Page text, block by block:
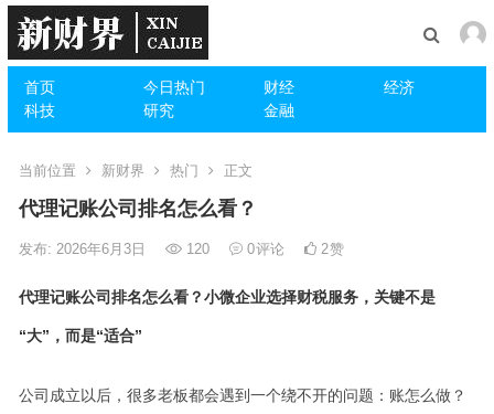
首页 今日热门 财经
经济
科技
研究 金融
当前位置 新财界 热门 正文
代理记账公司排名怎么看？
发布: 2026年6月3日 120 0评论 2赞
代理记账公司排名怎么看？小微企业选择财税服务，关键不是
“大”，而是“适合”
公司成立以后，很多老板都会遇到一个绕不开的问题：账怎么做？